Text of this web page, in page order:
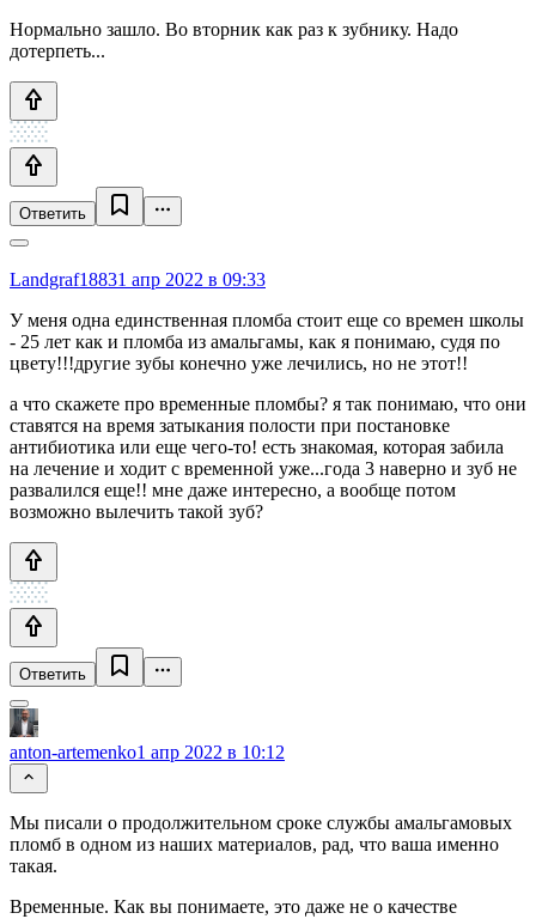
Нормально зашло. Во вторник как раз к зубнику. Надо
дотерпеть...
Ответить
Landgraf18831 апр 2022 в 09:33
У меня одна единственная пломба стоит еще со времен школы
- 25 лет как и пломба из амальгамы, как я понимаю, судя по
цвету!!!другие зубы конечно уже лечились, но не этот!!
а что скажете про временные пломбы? я так понимаю, что они
ставятся на время затыкания полости при постановке
антибиотика или еще чего-то! есть знакомая, которая забила
на лечение и ходит с временной уже...года 3 наверно и зуб не
развалился еще!! мне даже интересно, а вообще потом
возможно вылечить такой зуб?
Ответить
anton-artemenko1 апр 2022 в 10:12
Мы писали о продолжительном сроке службы амальгамовых
пломб в одном из наших материалов, рад, что ваша именно
такая.
Временные. Как вы понимаете, это даже не о качестве